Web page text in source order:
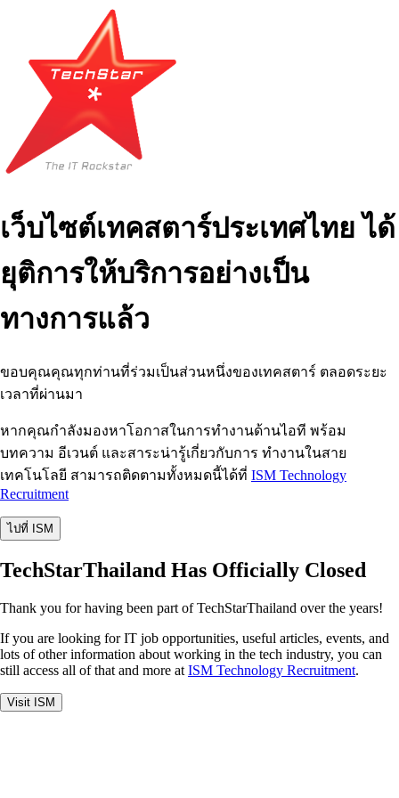
เว็บไซต์เทคสตาร์ประเทศไทย ได้
ยุติการให้บริการอย่างเป็น
ทางการแล้ว
ขอบคุณคุณทุกท่านที่ร่วมเป็นส่วนหนึ่งของเทคสตาร์ ตลอดระยะ
เวลาที่ผ่านมา
หากคุณกำลังมองหาโอกาสในการทำงานด้านไอที พร้อม
บทความ อีเวนต์ และสาระน่ารู้เกี่ยวกับการ ทำงานในสาย
เทคโนโลยี สามารถติดตามทั้งหมดนี้ได้ที่ ISM Technology
Recruitment
ไปที่ ISM
TechStarThailand Has Officially Closed
Thank you for having been part of TechStarThailand over the years!
If you are looking for IT job opportunities, useful articles, events, and
lots of other information about working in the tech industry, you can
still access all of that and more at ISM Technology Recruitment.
Visit ISM